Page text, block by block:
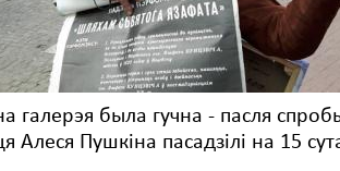
галерэя была гучна - пасля
Алеся Пушкіна пасадзілі на 15